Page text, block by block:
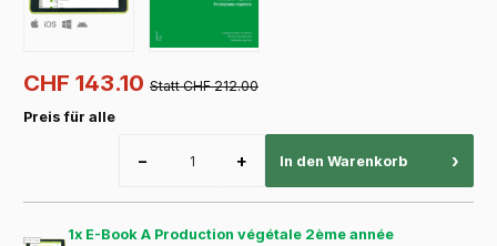
CHF 143.10 Statt CHF 212.00
Preis für alle
− + In den Warenkorb ›
1x E-Book A Production végétale 2ème année